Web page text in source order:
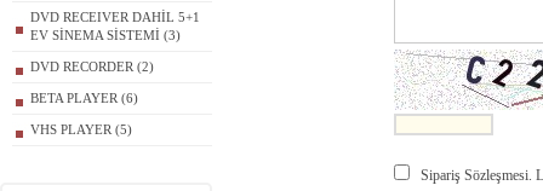
DVD RECEIVER DAHİL 5+1
EV SİNEMA SİSTEMİ (3)
DVD RECORDER (2)
BETA PLAYER (6)
VHS PLAYER (5)
Sipariş